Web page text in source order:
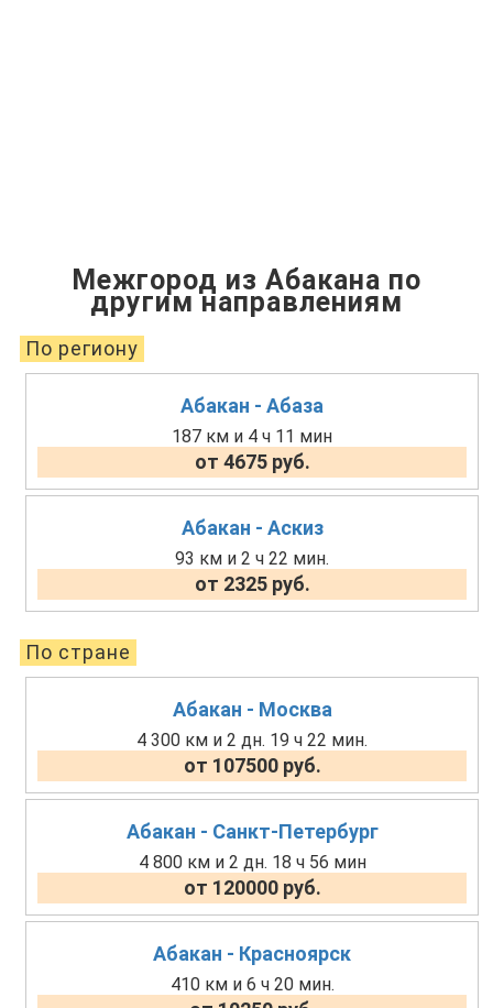
Межгород из Абакана по
другим направлениям
По региону
Абакан - Абаза
187 км и 4 ч 11 мин
от 4675 руб.
Абакан - Аскиз
93 км и 2 ч 22 мин.
от 2325 руб.
По стране
Абакан - Москва
4 300 км и 2 дн. 19 ч 22 мин.
от 107500 руб.
Абакан - Санкт-Петербург
4 800 км и 2 дн. 18 ч 56 мин
от 120000 руб.
Абакан - Красноярск
410 км и 6 ч 20 мин.